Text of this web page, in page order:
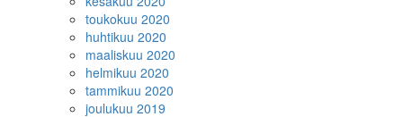
toukokuu 2020
huhtikuu 2020
maaliskuu 2020
helmikuu 2020
tammikuu 2020
joulukuu 2019